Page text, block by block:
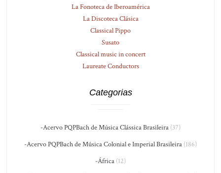
La Fonoteca de Iberoamérica
La Discoteca Clásica
Classical Pippo
Susato
Classical music in concert
Laureate Conductors
Categorias
-Acervo PQPBach de Música Clássica Brasileira (37)
-Acervo PQPBach de Música Colonial e Imperial Brasileira (186)
-África (12)